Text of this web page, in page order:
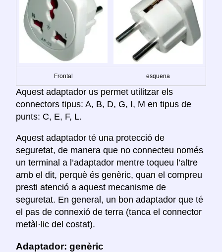
Frontal esquena
Aquest adaptador us permet utilitzar els
connectors tipus: A, B, D, G, I, M en tipus de
punts: C, E, F, L.
Aquest adaptador té una protecció de
seguretat, de manera que no connecteu només
un terminal a l’adaptador mentre toqueu l’altre
amb el dit, perquè és genèric, quan el compreu
presti atenció a aquest mecanisme de
seguretat. En general, un bon adaptador que té
el pas de connexió de terra (tanca el connector
metàl·lic del costat).
Adaptador: genèric